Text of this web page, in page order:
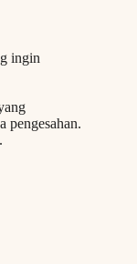
ingin
pengesahan.